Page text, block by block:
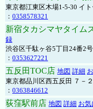
東京都江東区木場1-5-30 イ
： 0358578321
新宿タカシマヤタイム
録
渋谷区千駄ヶ谷5丁目24番2
： 0353627221
五反田TOC店 地図 詳細
東京都品川区西五反田 ７－
： 0363846612
荻窪駅前店 地図 詳細 お